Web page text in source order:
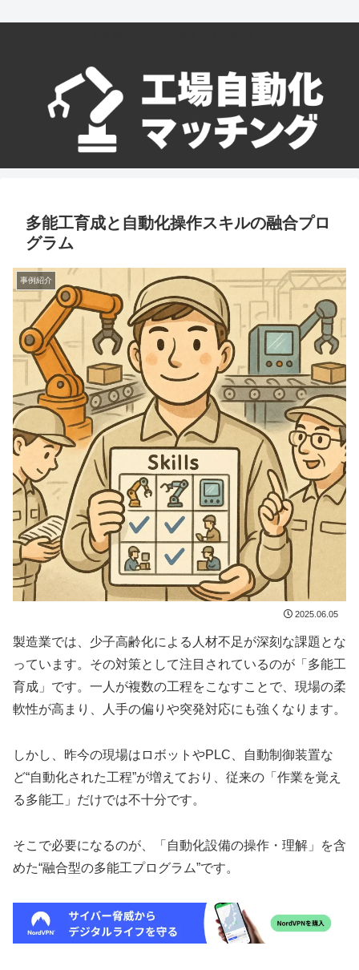
多能工育成と自動化操作スキルの融合プロ
グラム
事例紹介
2025.06.05
製造業では、少子高齢化による人材不足が深刻な課題とな
っています。その対策として注目されているのが「多能工
育成」です。一人が複数の工程をこなすことで、現場の柔
軟性が高まり、人手の偏りや突発対応にも強くなります。
しかし、昨今の現場はロボットやPLC、自動制御装置な
ど“自動化された工程”が増えており、従来の「作業を覚え
る多能工」だけでは不十分です。
そこで必要になるのが、「自動化設備の操作・理解」を含
めた“融合型の多能工プログラム”です。